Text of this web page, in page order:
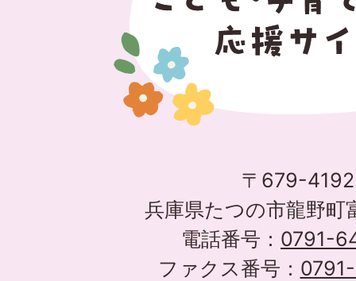
〒679-4192
兵庫県たつの市龍野町
電話番号： 0791-
ファクス番号：